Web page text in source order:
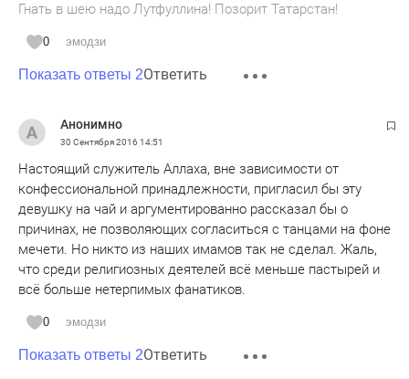
Гнать в шею надо Лутфуллина! Позорит Татарстан!
0 эмодзи
Показать ответы 2Ответить
Анонимно
30 Сентября 2016 14:51
Настоящий служитель Аллаха, вне зависимости от
конфессиональной принадлежности, пригласил бы эту
девушку на чай и аргументированно рассказал бы о
причинах, не позволяющих согласиться с танцами на фоне
мечети. Но никто из наших имамов так не сделал. Жаль,
что среди религиозных деятелей всё меньше пастырей и
всё больше нетерпимых фанатиков.
0 эмодзи
Показать ответы 2Ответить